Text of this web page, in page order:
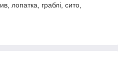
лопатка, граблі, сито,